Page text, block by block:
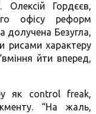
Олексій Гордєєв,
офісу реформ
долучена Безугла,
рисами характеру
йти вперед,
як control freak,
“На жаль,